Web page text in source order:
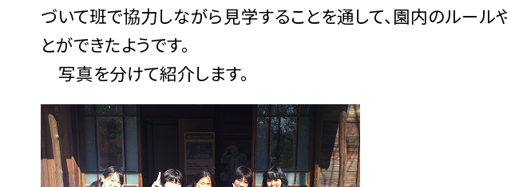
づいて班で協力しながら見学することを通して、園内のルー
とができたようです。
写真を分けて紹介します。